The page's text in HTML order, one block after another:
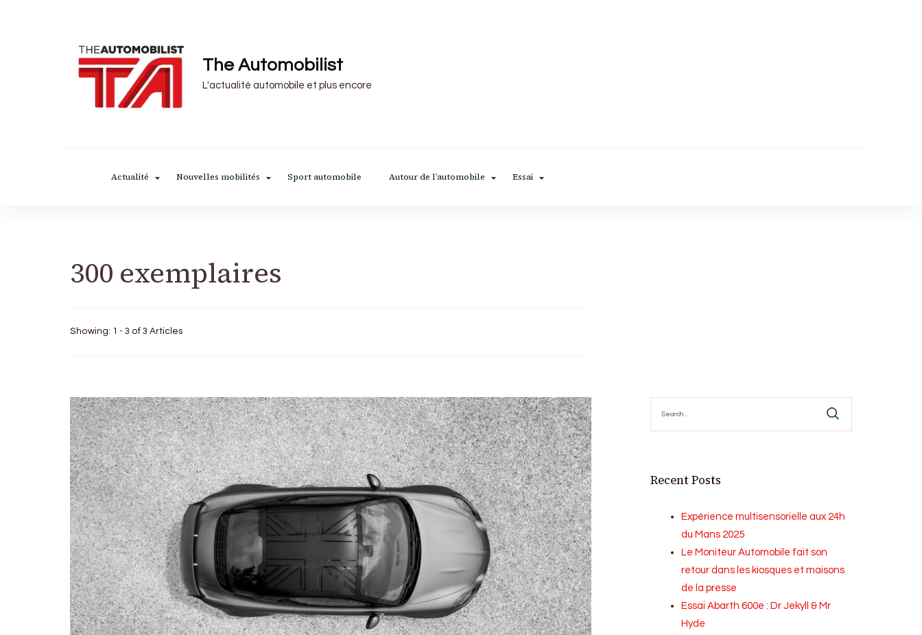
The Automobilist
L'actualité automobile et plus encore
Actualité Nouvelles mobilités Sport automobile Autour de l’automobile Essai
300 exemplaires
Showing: 1 - 3 of 3 Articles
for:
Recent Posts
Expérience multisensorielle aux 24h
du Mans 2025
Le Moniteur Automobile fait son
retour dans les kiosques et maisons
de la presse
Essai Abarth 600e : Dr Jekyll & Mr
Hyde